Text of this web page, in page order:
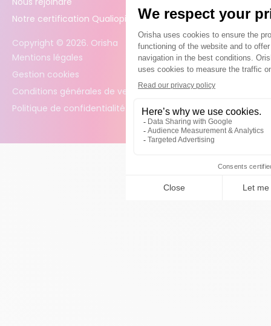
Notre certification Qualiopi
Copyright © 2026. Orisha
Mentions légales
Gestion cookies
Conditions générales de vente
Politique de confidentialité des données